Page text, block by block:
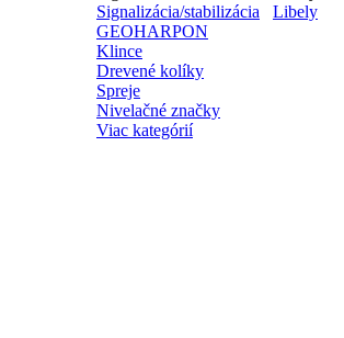
Signalizácia/stabilizácia
GEOHARPON
Klince
Drevené kolíky
Spreje
Nivelačné značky
Viac kategórií
Libely